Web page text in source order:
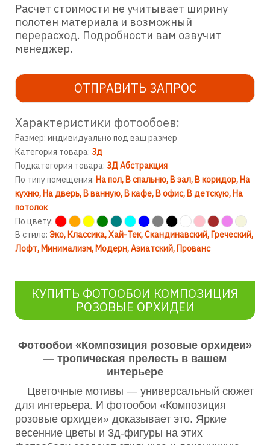
Расчет стоимости не учитывает ширину
полотен материала и возможный
перерасход. Подробности вам озвучит
менеджер.
ОТПРАВИТЬ ЗАПРОС
Характеристики фотообоев:
Размер: индивидуально под ваш размер
Категория товара: 3д
Подкатегория товара: 3Д Абстракция
По типу помещения: На пол В спальню В зал В коридор На
кухню На дверь В ванную В кафе В офис В детскую На
потолок
По цвету:
В стиле: Эко Классика Хай-Тек Скандинавский Греческий
Лофт Минимализм Модерн Азиатский Прованс
КУПИТЬ ФОТООБОИ КОМПОЗИЦИЯ
РОЗОВЫЕ ОРХИДЕИ
Фотообои «Композиция розовые орхидеи»
— тропическая прелесть в вашем
интерьере
Цветочные мотивы — универсальный сюжет
для интерьера. И фотообои «Композиция
розовые орхидеи» доказывает это. Яркие
весенние цветы и 3д-фигуры на этих